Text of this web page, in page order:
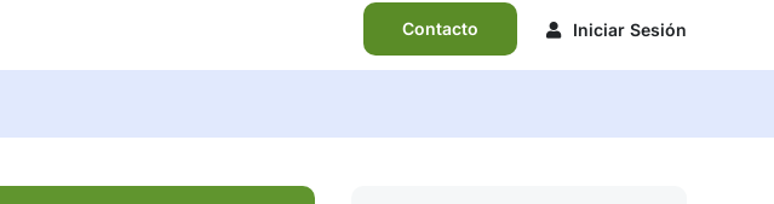
Contacto Iniciar Sesión